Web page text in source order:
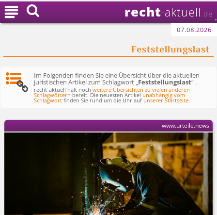
recht-aktuell .de
07.08.2026
Feststellungslast

Im Folgenden finden Sie eine Übersicht über die aktuellen
juristischen Artikel zum Schlagwort „Feststellungslast“ .
recht-aktuell hält nochweitere Übersichten zu vielen anderen
Schlagwörtern bereit. Die neuesten Artikelunabhängig vom
Schlagwort finden Sie rund um die Uhr aufunserer Startseite.
www.urteile.news